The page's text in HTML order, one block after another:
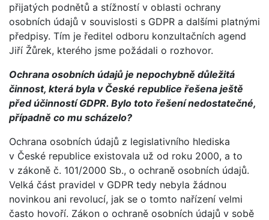
přijatých podnětů a stížností v oblasti ochrany
osobních údajů v souvislosti s GDPR a dalšími platnými
předpisy. Tím je ředitel odboru konzultačních agend
Jiří Žůrek, kterého jsme požádali o rozhovor.
Ochrana osobních údajů je nepochybně důležitá
činnost, která byla v České republice řešena ještě
před účinností GDPR. Bylo toto řešení nedostatečné,
případně co mu scházelo?
Ochrana osobních údajů z legislativního hlediska
v České republice existovala už od roku 2000, a to
v zákoně č. 101/2000 Sb., o ochraně osobních údajů.
Velká část pravidel v GDPR tedy nebyla žádnou
novinkou ani revolucí, jak se o tomto nařízení velmi
často hovoří. Zákon o ochraně osobních údajů v sobě